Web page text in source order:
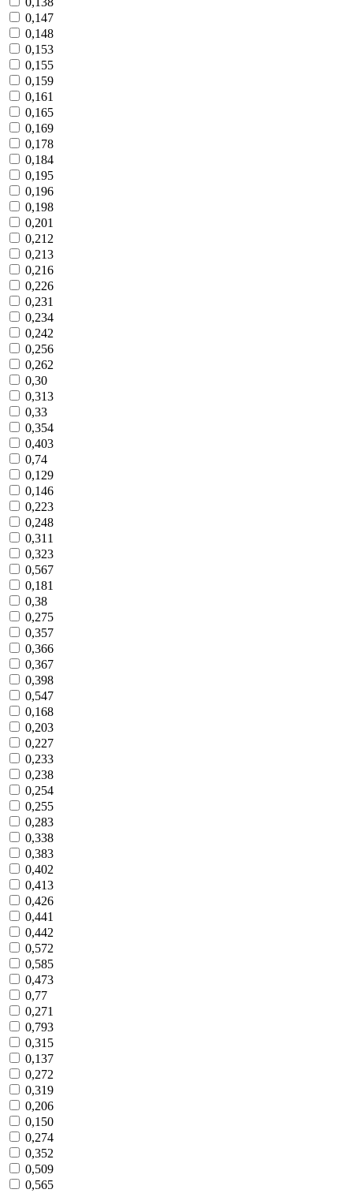
0,147
0,148
0,153
0,155
0,159
0,161
0,165
0,169
0,178
0,184
0,195
0,196
0,198
0,201
0,212
0,213
0,216
0,226
0,231
0,234
0,242
0,256
0,262
0,30
0,313
0,33
0,354
0,403
0,74
0,129
0,146
0,223
0,248
0,311
0,323
0,567
0,181
0,38
0,275
0,357
0,366
0,367
0,398
0,547
0,168
0,203
0,227
0,233
0,238
0,254
0,255
0,283
0,338
0,383
0,402
0,413
0,426
0,441
0,442
0,572
0,585
0,473
0,77
0,271
0,793
0,315
0,137
0,272
0,319
0,206
0,150
0,274
0,352
0,509
0,565